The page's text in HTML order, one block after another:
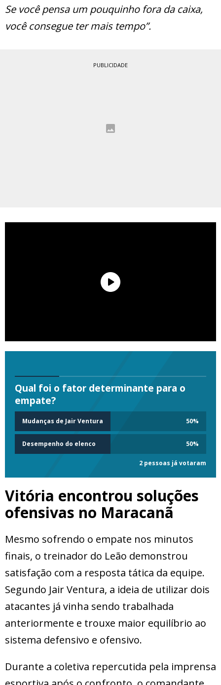
Se você pensa um pouquinho fora da caixa,
você consegue ter mais tempo”.
PUBLICIDADE
Qual foi o fator determinante para o
empate?
Mudanças de Jair Ventura 50%
Desempenho do elenco 50%
2 pessoas já votaram
Vitória encontrou soluções
ofensivas no Maracanã
Mesmo sofrendo o empate nos minutos
finais, o treinador do Leão demonstrou
satisfação com a resposta tática da equipe.
Segundo Jair Ventura, a ideia de utilizar dois
atacantes já vinha sendo trabalhada
anteriormente e trouxe maior equilíbrio ao
sistema defensivo e ofensivo.
Durante a coletiva repercutida pela imprensa